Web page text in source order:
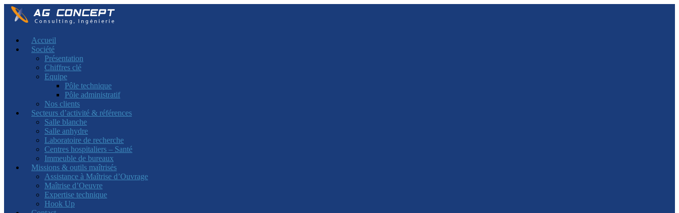
Accueil
Société
Présentation
Chiffres clé
Equipe
Pôle technique
Pôle administratif
Nos clients
Secteurs d’activité & références
Salle blanche
Salle anhydre
Laboratoire de recherche
Centres hospitaliers – Santé
Immeuble de bureaux
Missions & outils maîtrisés
Assistance à Maîtrise d’Ouvrage
Maîtrise d’Oeuvre
Expertise technique
Hook Up